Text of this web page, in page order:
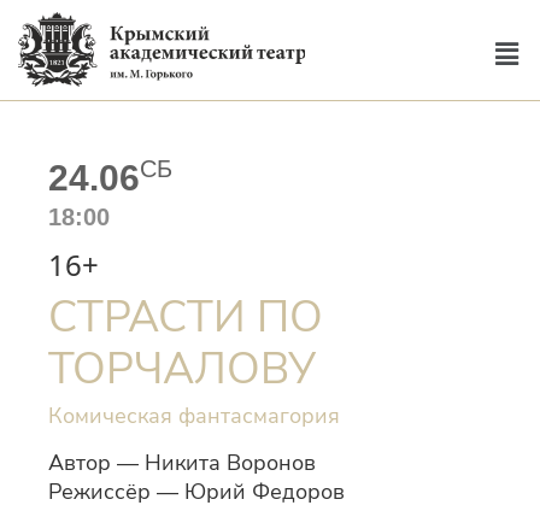
24.06СБ
18:00
16+
Автор — Никита Воронов
Режиссёр — Юрий Федоров
СТРАСТИ ПО
ТОРЧАЛОВУ
Комическая фантасмагория